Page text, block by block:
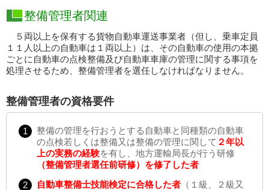
整備管理者関連
５両以上を保有する貨物自動車運送事業者（但し、乗車定員
１１人以上の自動車は１両以上）は、その自動車の使用の本拠
ごとに自動車の点検整備及び自動車車庫の管理に関する事項を
処理させるため、整備管理者を選任しなければなりません。
整備管理者の資格要件
整備の管理を行おうとする自動車と同種類の自動車
の点検若しくは整備又は整備の管理に関して ２年以
上の実務の経験を有し、地方運輸局長が行う研修
（整備管理者選任前研修）を修了した者
自動車整備士技能検定に合格した者 （１級、２級又